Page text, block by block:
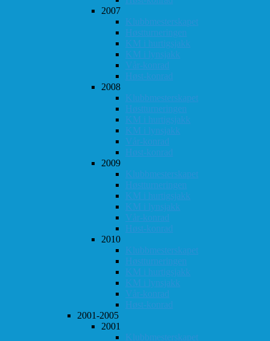
2007
Klubbmesterskapet
Høstturneringen
KM i hurtigsjakk
KM i lynsjakk
Vår-konrad
Høst-konrad
2008
Klubbmesterskapet
Høstturneringen
KM i hurtigsjakk
KM i lynsjakk
Vår-konrad
Høst-konrad
2009
Klubbmesterskapet
Høstturneringen
KM i hurtigsjakk
KM i lynsjakk
Vår-konrad
Høst-konrad
2010
Klubbmesterskapet
Høstturneringen
KM i hurtigsjakk
KM i lynsjakk
Vår-konrad
Høst-konrad
2001-2005
2001
Klubbmesterskapet